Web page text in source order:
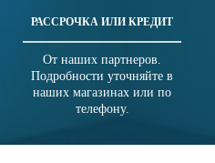
РАССРОЧКА ИЛИ КРЕДИТ
От наших партнеров.
Подробности уточняйте в
наших магазинах или по
телефону.